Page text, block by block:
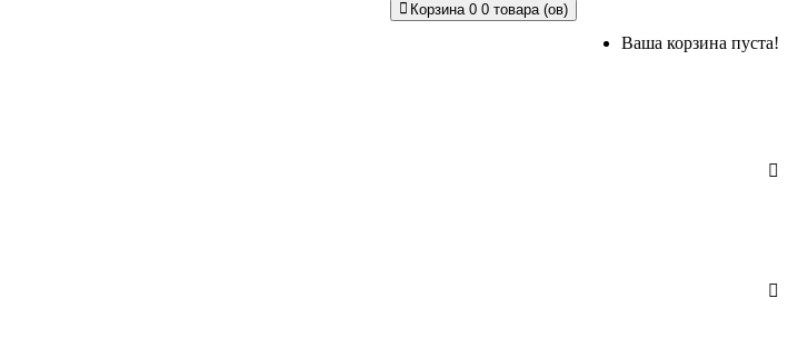
Корзина 0 0 товара (ов)
Ваша корзина пуста!